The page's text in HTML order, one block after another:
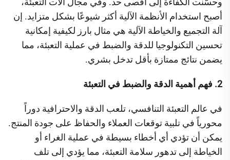
أصبح استخدام الأنظمة الآلية أكثر شيوعًا بشكل متزايد. إن
آلة التجميع والخياطة الآلية هي مثال بارز لكيفية إمكانية
تحسين التكنولوجيا للدقة والضبط في عملية التعبئة، مما
يضمن نتائج ممتازة بأقل تدخل بشري.
2. فهم أهمية الدقة والضبط في التعبئة
في عالم التعبئة التنافسي، تلعب الدقة والاحترافية دوراً
محورياً في تلبية توقعات العملاء والحفاظ على جودة المنتج.
يمكن أن تؤدي أي أخطاء بسيطة في عملية الغراء أو
الخياطة إلى تدهور سلامة التعبئة، مما يؤدي إلى تلف